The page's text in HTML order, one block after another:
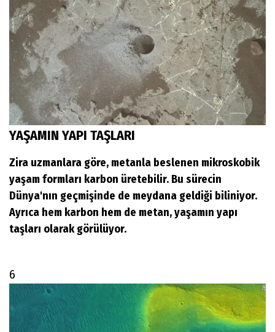
YAŞAMIN YAPI TAŞLARI
Zira uzmanlara göre, metanla beslenen mikroskobik
yaşam formları karbon üretebilir. Bu sürecin
Dünya'nın geçmişinde de meydana geldiği biliniyor.
Ayrıca hem karbon hem de metan, yaşamın yapı
taşları olarak görülüyor.
6